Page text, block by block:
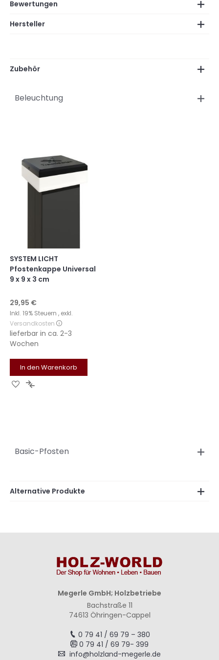
Bewertungen
Hersteller
Zubehör
Beleuchtung
SYSTEM LICHT
Pfostenkappe Universal
9 x 9 x 3 cm
29,95 €
Inkl. 19% Steuern , exkl.
Versandkosten
lieferbar in ca. 2-3
Wochen
In den Warenkorb
Zur Zur
Basic-Pfosten
Alternative Produkte
Megerle GmbH; Holzbetriebe
Bachstraße 11
74613 Öhringen-Cappel
0 79 41 / 69 79 – 380
0 79 41 / 69 79- 399
info@holzland-megerle.de